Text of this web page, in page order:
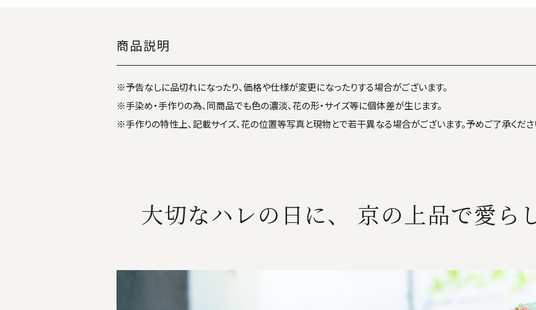
商品説明
※予告なしに品切れになったり、価格や仕様が変更になったりする場合がございます。
※手染め・手作りの為、同商品でも色の濃淡、花の形・サイズ等に個体差が生じます。
※手作りの特性上、記載サイズ、花の位置等写真と現物とで若干異なる場合がございます。予めご了承くださ
大切なハレの日に、 京の上品で愛ら